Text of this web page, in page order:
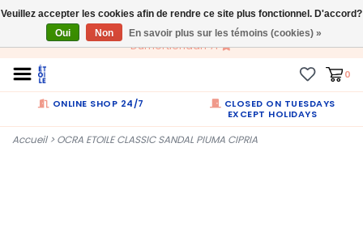
FR
Dumortierlaan 71
0
ONLINE SHOP 24/7
CLOSED ON TUESDAYS
EXCEPT HOLIDAYS
Accueil>OCRA ETOILE CLASSIC SANDAL PIUMA CIPRIA
Veuillez accepter les cookies afin de rendre ce site plus fonctionnel. D'accord?
Oui
Non En savoir plus sur les témoins (cookies) »